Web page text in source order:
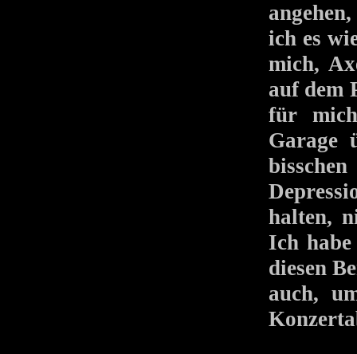
ich es
mich,
auf dem
für
Garage
halten,
Ich
diesen
auch,